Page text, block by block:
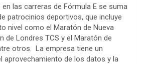
las carreras de Fórmula E se suma
patrocinios deportivos, que incluye
nivel como el Maratón de Nueva
de Londres TCS y el Maratón de
otros. La empresa tiene un
aprovechamiento de los datos y la